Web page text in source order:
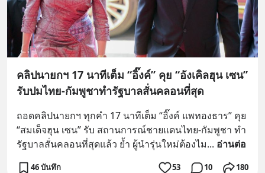
คลิปนายกฯ 17 นาทีเต็ม “อิ๊งค์” คุย “อังเคิลฮุน เซน”
รับปมไทย-กัมพูชาทำรัฐบาลสั่นคลอนที่สุด
ถอดคลิปนายกฯ ทุกคำ 17 นาทีเต็ม “อิ๊งค์ แพทองธาร” คุย
“สมเด็จฮุน เซน” รับ สถานการณ์ชายแดนไทย-กัมพูชา ทำ
รัฐบาลสั่นคลอนที่สุดแล้ว ย้ำ ผู้นำรุ่นใหม่ต้องไม... อ่านต่อ
46 บันทึก 53 10 180